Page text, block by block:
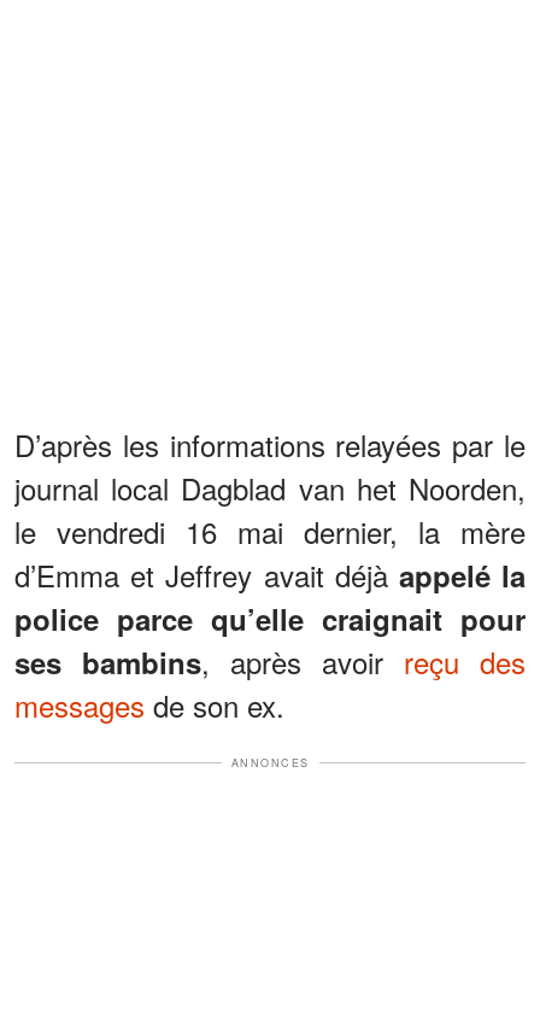
D’après les informations relayées par le
journal local Dagblad van het Noorden,
le vendredi 16 mai dernier, la mère
d’Emma et Jeffrey avait déjà appelé la
police parce qu’elle craignait pour
ses bambins, après avoir reçu des
messages de son ex.
ANNONCES